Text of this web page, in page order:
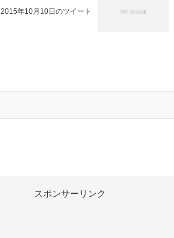
2015年10月10日のツイート
スポンサーリンク